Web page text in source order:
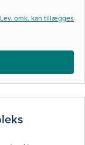
Lev. omk. kan tillægges